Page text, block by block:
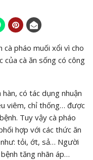
cà pháo muối xổi vì cho
của cà ăn sống có công
có tác dụng nhuận
viêm, chỉ thống… được
Tuy vậy cà pháo
hợp với các thức ăn
như: tỏi, ớt, sả… Người
tăng nhãn áp…